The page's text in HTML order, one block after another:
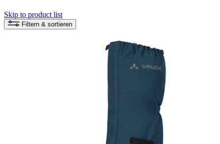
Skip to product list
Filtern & sortieren